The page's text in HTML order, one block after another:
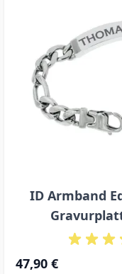
ID Armband
Ab
47,90 €